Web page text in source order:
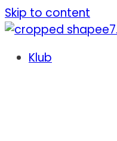
Skip to content
Klub